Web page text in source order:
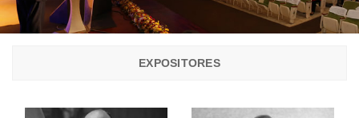
EXPOSITORES